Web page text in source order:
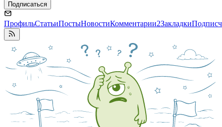
Подписаться
ПрофильСтатьиПостыНовостиКомментарии2Закладки